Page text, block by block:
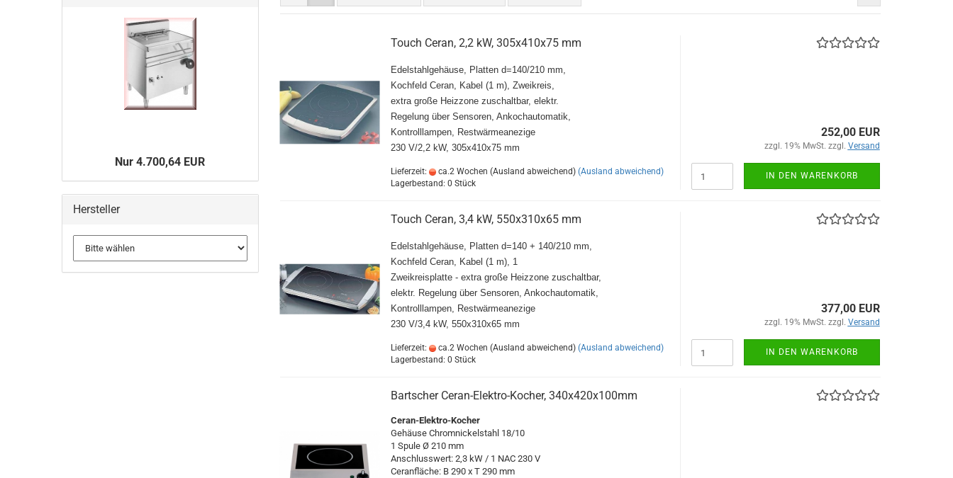
Touch Ceran, 2,2 kW, 305x410x75 mm
Edelstahlgehäuse, Platten d=140/210 mm,
Kochfeld Ceran, Kabel (1 m), Zweikreis,
extra große Heizzone zuschaltbar, elektr.
Regelung über Sensoren, Ankochautomatik,
Kontrolllampen, Restwärmeanezige
230 V/2,2 kW, 305x410x75 mm
Lieferzeit: ca.2 Wochen (Ausland abweichend) (Ausland abweichend)
Lagerbestand: 0 Stück
252,00 EUR
zzgl. 19% MwSt. zzgl. Versand
IN DEN WARENKORB
Touch Ceran, 3,4 kW, 550x310x65 mm
Edelstahlgehäuse, Platten d=140 + 140/210 mm,
Kochfeld Ceran, Kabel (1 m), 1
Zweikreisplatte - extra große Heizzone zuschaltbar,
elektr. Regelung über Sensoren, Ankochautomatik,
Kontrolllampen, Restwärmeanezige
230 V/3,4 kW, 550x310x65 mm
Lieferzeit: ca.2 Wochen (Ausland abweichend) (Ausland abweichend)
Lagerbestand: 0 Stück
377,00 EUR
zzgl. 19% MwSt. zzgl. Versand
IN DEN WARENKORB
Bartscher Ceran-Elektro-Kocher, 340x420x100mm
Ceran-Elektro-Kocher
Gehäuse Chromnickelstahl 18/10
1 Spule Ø 210 mm
Anschlusswert: 2,3 kW / 1 NAC 230 V
Ceranfläche: B 290 x T 290 mm
Nur 4.700,64 EUR
Hersteller